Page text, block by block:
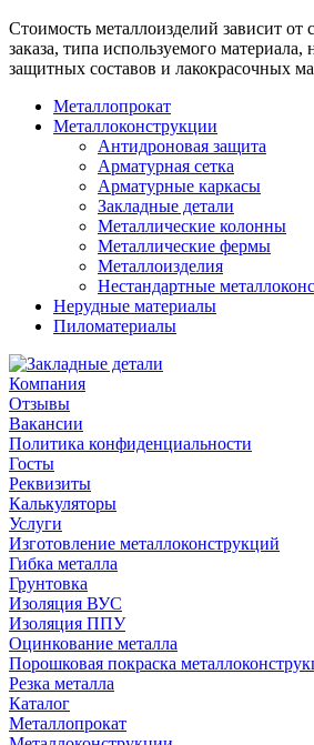
Стоимость металлоизделий зависит от
заказа, типа используемого материала,
защитных составов и лакокрасочных
Металлопрокат
Металлоконструкции
Антидроновая защита
Арматурная сетка
Арматурные каркасы
Закладные детали
Металлические колонны
Металлические фермы
Металлоизделия
Нестандартные
Нерудные материалы
Пиломатериалы
Компания
Отзывы
Вакансии
Политика конфиденциальности
Госты
Реквизиты
Калькуляторы
Услуги
Изготовление металлоконструкций
Гибка металла
Грунтовка
Изоляция ВУС
Изоляция ППУ
Оцинкование металла
Порошковая покраска
Резка металла
Каталог
Металлопрокат